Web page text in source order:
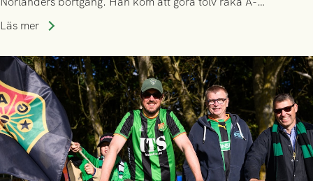
lagssäsonger i Grönsvart och är en av få spelare som i GAIS
Läs mer